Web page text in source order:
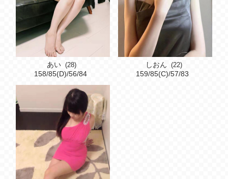
あい (28)
158/85(D)/56/84
しおん (22)
159/85(C)/57/83